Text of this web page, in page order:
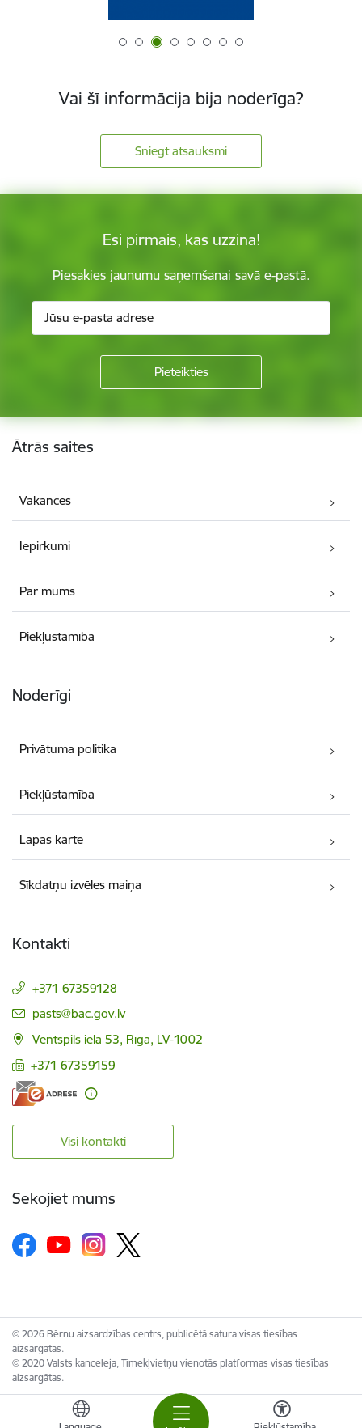
Vai šī informācija bija noderīga?
Sniegt atsauksmi
Esi pirmais, kas uzzina!
Piesakies jaunumu saņemšanai savā e-pastā.
Kājene
Ātrās saites
Vakances
Iepirkumi
Par mums
Piekļūstamība
Noderīgi
Privātuma politika
Piekļūstamība
Lapas karte
Sīkdatņu izvēles maiņa
Kontakti
+371 67359128
E-pasts:
pasts@bac.gov.lv
Ventspils iela 53, Rīga, LV-1002
+371 67359159
Visi kontakti
Sekojiet mums
© 2026 Bērnu aizsardzības centrs, publicētā satura visas tiesības
aizsargātas.
© 2020 Valsts kanceleja, Tīmekļvietņu vienotās platformas visas tiesības
aizsargātas.